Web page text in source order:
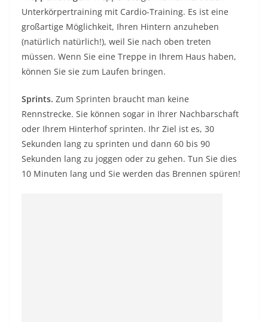
Unterkörpertraining mit Cardio-Training. Es ist eine
großartige Möglichkeit, Ihren Hintern anzuheben
(natürlich natürlich!), weil Sie nach oben treten
müssen. Wenn Sie eine Treppe in Ihrem Haus haben,
können Sie sie zum Laufen bringen.
Sprints. Zum Sprinten braucht man keine
Rennstrecke. Sie können sogar in Ihrer Nachbarschaft
oder Ihrem Hinterhof sprinten. Ihr Ziel ist es, 30
Sekunden lang zu sprinten und dann 60 bis 90
Sekunden lang zu joggen oder zu gehen. Tun Sie dies
10 Minuten lang und Sie werden das Brennen spüren!